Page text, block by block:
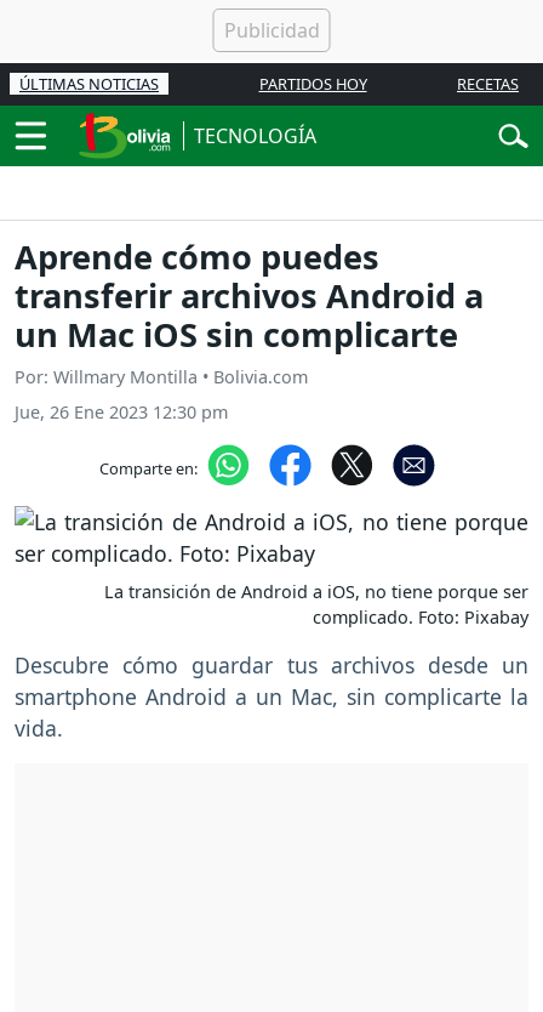
ÚLTIMAS NOTICIAS PARTIDOS HOY RECETAS
TECNOLOGÍA
Aprende cómo puedes
transferir archivos Android a
un Mac iOS sin complicarte
Por: Willmary Montilla • Bolivia.com
Jue, 26 Ene 2023 12:30 pm
Comparte en:
La transición de Android a iOS, no tiene porque ser
complicado. Foto: Pixabay
Descubre cómo guardar tus archivos desde un
smartphone Android a un Mac, sin complicarte la
vida.